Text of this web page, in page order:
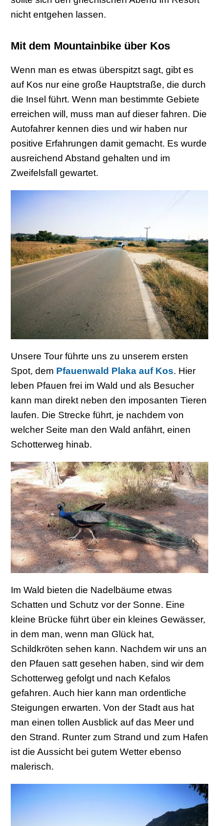
nicht entgehen lassen.
Mit dem Mountainbike über Kos
Wenn man es etwas überspitzt sagt, gibt es
auf Kos nur eine große Hauptstraße, die durch
die Insel führt. Wenn man bestimmte Gebiete
erreichen will, muss man auf dieser fahren. Die
Autofahrer kennen dies und wir haben nur
positive Erfahrungen damit gemacht. Es wurde
ausreichend Abstand gehalten und im
Zweifelsfall gewartet.
Unsere Tour führte uns zu unserem ersten
Spot, dem Pfauenwald Plaka auf Kos. Hier
leben Pfauen frei im Wald und als Besucher
kann man direkt neben den imposanten Tieren
laufen. Die Strecke führt, je nachdem von
welcher Seite man den Wald anfährt, einen
Schotterweg hinab.
Im Wald bieten die Nadelbäume etwas
Schatten und Schutz vor der Sonne. Eine
kleine Brücke führt über ein kleines Gewässer,
in dem man, wenn man Glück hat,
Schildkröten sehen kann. Nachdem wir uns an
den Pfauen satt gesehen haben, sind wir dem
Schotterweg gefolgt und nach Kefalos
gefahren. Auch hier kann man ordentliche
Steigungen erwarten. Von der Stadt aus hat
man einen tollen Ausblick auf das Meer und
den Strand. Runter zum Strand und zum Hafen
ist die Aussicht bei gutem Wetter ebenso
malerisch.